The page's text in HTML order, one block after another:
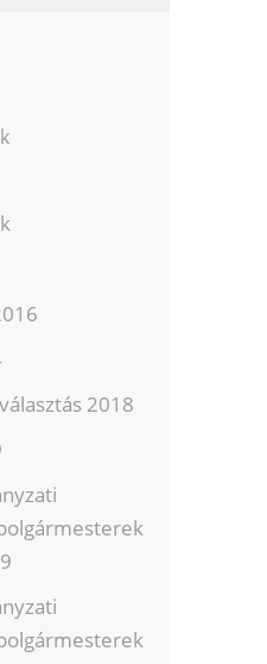
2018